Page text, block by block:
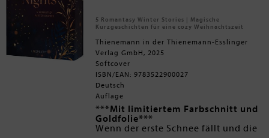
5 Romantasy Winter Stories | Magische
Kurzgeschichten für eine cozy Weihnachtszeit
Thienemann in der Thienemann-Esslinger
Verlag GmbH, 2025
Softcover
ISBN/EAN: 9783522900027
Deutsch
Auflage
***Mit limitiertem Farbschnitt und
Goldfolie***
Wenn der erste Schnee fällt und die